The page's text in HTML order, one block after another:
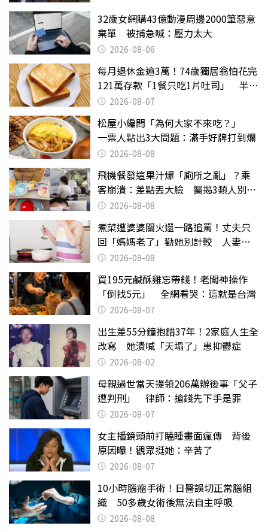
32歲女網購43億動漫周邊2000筆惡意
棄單 被捕急喊：壓力太大
2026-08-06
每月退休金逾3萬！74歲獨居翁怕花完
121萬存款「1餐只吃1片吐司」 半年
後暴瘦嚇壞女兒
2026-08-07
松屋小編問「為何大家不來吃？」
一票人點出3大問題：滿手好牌打到爛
2026-08-08
飛機餐發這果汁爆「廁所之亂」？乘
客崩潰：差點丟大臉 醫揭3類人別亂
喝 2026-08-08
煮菜遭婆婆關火還一路追罵！丈夫只
回「媽媽老了」勸她別計較 人妻超
崩潰：我像台傭
2026-08-08
買195元鹹酥雞忘帶錢！老闆神操作
「倒找5元」 全網看哭：這就是台灣
2026-08-07
出生差55分鐘抱錯37年！2家庭人生全
改寫 她潰喊「天塌了」患抑鬱症
2026-08-02
母親過世當天提領206萬辦後事「父子
遭判刑」 律師：搶錢先下手是罪
2026-08-07
女主播鏡頭前打瞌睡畫面瘋傳 背後
原因曝！觀眾挺她：辛苦了
2026-08-07
10小時腦瘤手術！日醫誤切正常腦組
織 50多歲女術後無法自主呼吸
2026-08-08